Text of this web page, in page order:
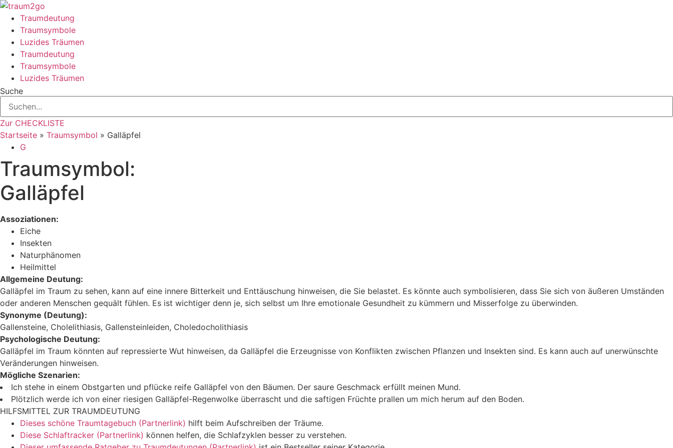
Zum
Inhalt
springen
Traumdeutung
Traumsymbole
Luzides Träumen
Traumdeutung
Traumsymbole
Luzides Träumen
Suche
Zur CHECKLISTE
Startseite » Traumsymbol » Galläpfel
G
Traumsymbol:
Galläpfel
Assoziationen:
Eiche
Insekten
Naturphänomen
Heilmittel
Allgemeine Deutung:
Galläpfel im Traum zu sehen, kann auf eine innere Bitterkeit und Enttäuschung hinweisen, die Sie belastet. Es könnte auch symbolisieren, dass Sie sich von äußeren Umständen
oder anderen Menschen gequält fühlen. Es ist wichtiger denn je, sich selbst um Ihre emotionale Gesundheit zu kümmern und Misserfolge zu überwinden.
Synonyme (Deutung):
Gallensteine, Cholelithiasis, Gallensteinleiden, Choledocholithiasis
Psychologische Deutung:
Galläpfel im Traum könnten auf repressierte Wut hinweisen, da Galläpfel die Erzeugnisse von Konflikten zwischen Pflanzen und Insekten sind. Es kann auch auf unerwünschte
Veränderungen hinweisen.
Mögliche Szenarien:
Ich stehe in einem Obstgarten und pflücke reife Galläpfel von den Bäumen. Der saure Geschmack erfüllt meinen Mund.
Plötzlich werde ich von einer riesigen Galläpfel-Regenwolke überrascht und die saftigen Früchte prallen um mich herum auf den Boden.
HILFSMITTEL ZUR TRAUMDEUTUNG
Dieses schöne Traumtagebuch (Partnerlink) hilft beim Aufschreiben der Träume.
Diese Schlaftracker (Partnerlink) können helfen, die Schlafzyklen besser zu verstehen.